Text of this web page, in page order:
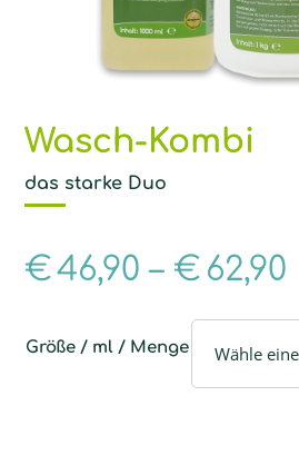
Wasch-Kombi
das starke Duo
€46,90 –€ 62,90
Größe / ml / Menge